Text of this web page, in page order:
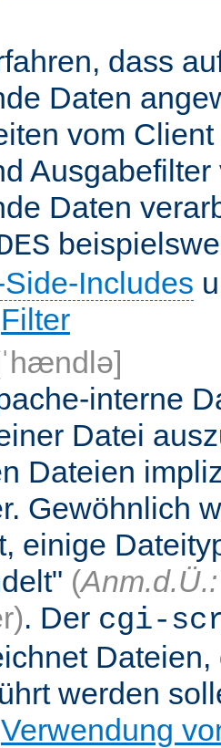
dass
Daten
vom
Daten
Includes
Filter
interne
Datei
Dateien
Gewöhnlich
einige
(Anm.d.Ü.:
. Der cgi-
werden
Verwendung